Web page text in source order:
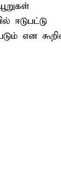
ஈடுபட்டு
என